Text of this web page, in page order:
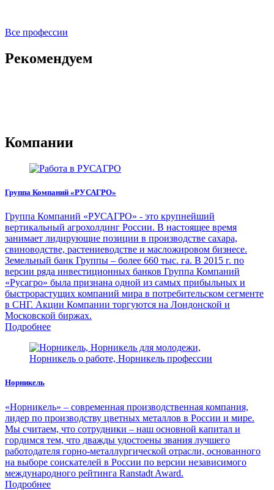
Все профессии
Рекомендуем
Компании
Группа Компаний «РУСАГРО»
Группа Компаний «РУСАГРО» - это крупнейший
вертикальный агрохолдинг России. В настоящее время
занимает лидирующие позиции в производстве сахара,
свиноводстве, растениеводстве и масложировом бизнесе.
Земельный банк Группы – более 660 тыс. га. В 2015 г. по
версии ряда инвестиционных банков Группа Компаний
«Русагро» была признана одной из самых прибыльных и
быстрорастущих компаний мира в потребительском сегменте
в СНГ. Акции Компании торгуются на Лондонской и
Московской биржах.
Подробнее
Норникель
«Норникель» – современная производственная компания,
лидер по производству цветных металлов в России и мире.
Мы считаем, что сотрудники – наш основной капитал и
гордимся тем, что дважды удостоены звания лучшего
работодателя горно-металлургической отрасли, основанного
на выборе соискателей в России по версии независимого
международного рейтинга Ranstadt Award.
Подробнее